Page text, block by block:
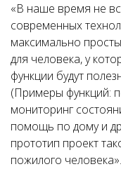
«В наше время не
современных
максимально
для человека, у
функции будут
(Примеры функций:
мониторинг
помощь по дому и
прототип проект
пожилого человека».